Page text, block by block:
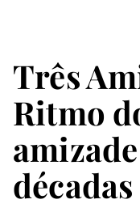
Três
Ritmo
décadas